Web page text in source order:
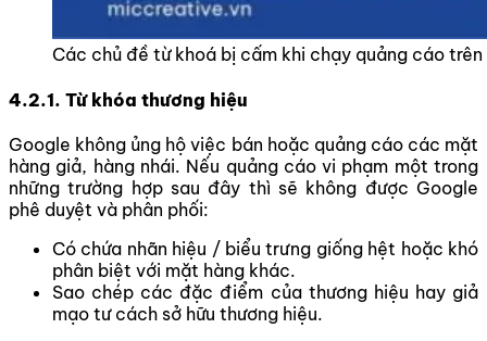
Các chủ đề từ khoá bị cấm khi chạy quảng cáo
4.2.1. Từ khóa thương hiệu
Google không ủng hộ việc bán hoặc quảng cáo các mặt
hàng giả, hàng nhái. Nếu quảng cáo vi phạm một trong
những trường hợp sau đây thì sẽ không được Google
phê duyệt và phân phối:
Có chứa nhãn hiệu / biểu trưng giống hệt hoặc khó
phân biệt với mặt hàng khác.
Sao chép các đặc điểm của thương hiệu hay giả
mạo tư cách sở hữu thương hiệu.